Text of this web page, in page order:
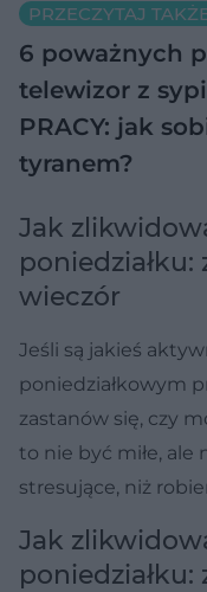
PRZECZYTAJ
6 poważnych
telewizor z
PRACY: jak
tyranem?
Jak
wieczór
Jeśli są jakieś
poniedziałkowym
zastanów się, czy
to nie być miłe,
stresujące, niż
Jak
poniedziałku: